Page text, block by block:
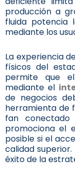
producción a
fluida potencia
mediante los
La experiencia
físicos del
permite que
mediante el
de negocios
herramienta de
fan
promociona el
posible si el
calidad
éxito de la